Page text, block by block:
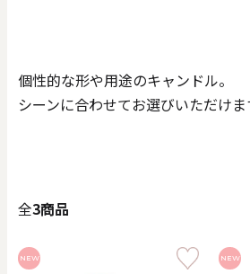
#タグから探す
0
個性的な形や用途のキャンドル。
シーンに合わせてお選びいただけま
全3商品
NEW NEW